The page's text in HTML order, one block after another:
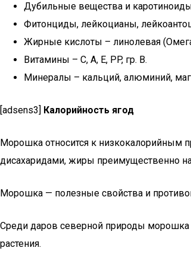
Дубильные вещества и
Фитонциды, лейкоцианы,
Жирные кислоты – линолевая
Витамины – C, A, E, PP, гр. B.
Минералы – кальций, алюминий,
[adsens3] Калорийность ягод
Морошка относится к низкокалорийным
дисахаридами, жиры преимущественно
Морошка — полезные свойства и
Среди даров северной природы морошка
растения.